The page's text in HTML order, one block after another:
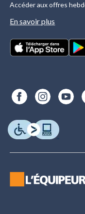
Accéder aux offres
En savoir plus